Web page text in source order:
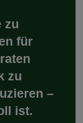
zu
für
zu
–
ist.